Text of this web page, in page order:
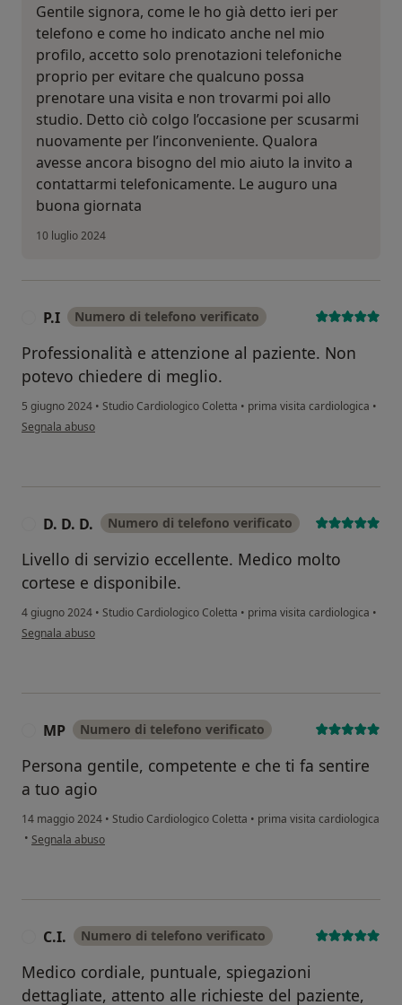
Gentile signora, come le ho già detto ieri per
telefono e come ho indicato anche nel mio
profilo, accetto solo prenotazioni telefoniche
proprio per evitare che qualcuno possa
prenotare una visita e non trovarmi poi allo
studio. Detto ciò colgo l’occasione per scusarmi
nuovamente per l’inconveniente. Qualora
avesse ancora bisogno del mio aiuto la invito a
contattarmi telefonicamente. Le auguro una
buona giornata
10 luglio 2024
P.I Numero di telefono verificato
Professionalità e attenzione al paziente. Non
potevo chiedere di meglio.
5 giugno 2024 • Studio Cardiologico Coletta • prima visita cardiologica •
secondo l'opinione dell'utente P.I
Segnala abuso
D. D. D. Numero di telefono verificato
Livello di servizio eccellente. Medico molto
cortese e disponibile.
4 giugno 2024 • Studio Cardiologico Coletta • prima visita cardiologica •
secondo l'opinione dell'utente D. D. D.
Segnala abuso
MP Numero di telefono verificato
Persona gentile, competente e che ti fa sentire
a tuo agio
14 maggio 2024 • Studio Cardiologico Coletta • prima visita cardiologica
• secondo l'opinione dell'utente MP
Segnala abuso
C.I. Numero di telefono verificato
Medico cordiale, puntuale, spiegazioni
dettagliate, attento alle richieste del paziente,